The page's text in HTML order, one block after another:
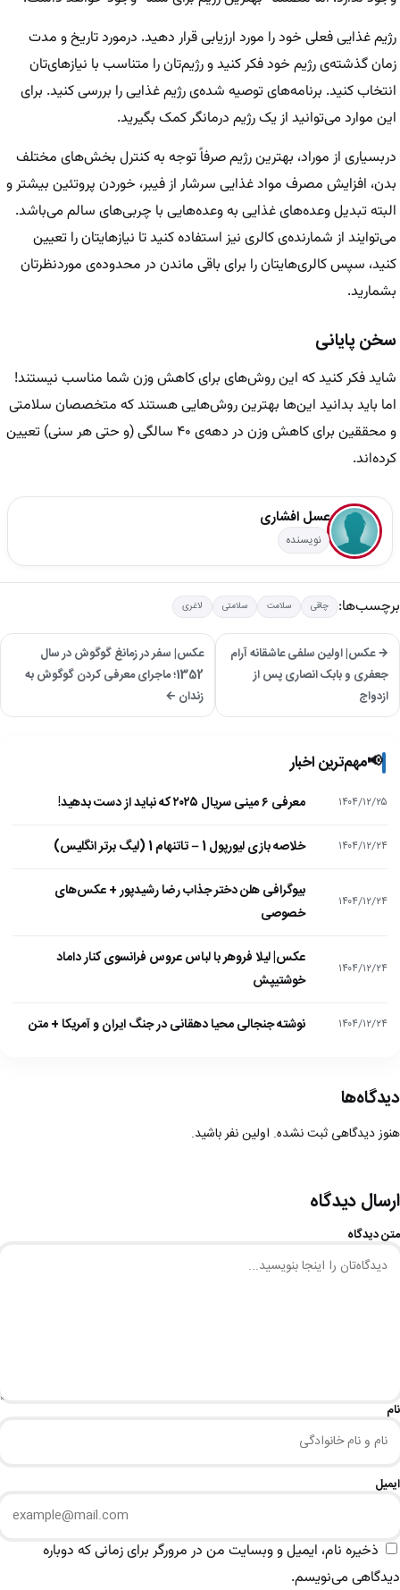
رژیم غذایی فعلی خود را مورد ارزیابی قرار دهید. درمورد تاریخ و مدت
زمان گذشته‌ی رژیم خود فکر کنید و رژیم‌تان را متناسب با نیازهای‌تان
انتخاب کنید. برنامه‌های توصیه شده‌ی رژیم غذایی را بررسی کنید. برای
این موارد می‌توانید از یک رژیم درمانگر کمک بگیرید.
دربسیاری از موراد، بهترین رژیم صرفاً توجه به کنترل بخش‌های مختلف
بدن، افزایش مصرف مواد غذایی سرشار از فیبر، خوردن پروتئین بیشتر و
البته تبدیل وعده‌های غذایی به وعده‌هایی با چربی‌های سالم می‌باشد.
می‌توایند از شمارنده‌ی کالری نیز استفاده کنید تا نیازهایتان را تعیین
کنید، سپس کالری‌هایتان را برای باقی ماندن در محدوده‌ی موردنظرتان
بشمارید.
سخن پایانی
شاید فکر کنید که این روش‌های برای کاهش وزن شما مناسب نیستند!
اما باید بدانید این‌ها بهترین روش‌هایی هستند که متخصصان سلامتی
و محققین برای کاهش وزن در دهه‌ی ۴۰ سالگی (و حتی هر سنی) تعیین
کرده‌اند.
عسل افشاری
نویسنده
برچسب‌ها: چاقی سلامت سلامتی لاغری
→ عکس| اولین سلفی عاشقانه آرام
جعفری و بابک انصاری پس از
ازدواج
عکس| سفر در زمانغ گوگوش در سال
1352؛ ماجرای معرفی کردن گوگوش به
زندان ←
📢مهم‌ترین اخبار
۱۴۰۴/۱۲/۲۵ معرفی ۶ مینی سریال ۲۰۲۵ که نباید از دست بدهید!
۱۴۰۴/۱۲/۲۴ خلاصه بازی لیورپول 1 – تاتنهام 1 (لیگ برتر انگلیس)
۱۴۰۴/۱۲/۲۴
بیوگرافی هلن دختر جذاب رضا رشیدپور + عکس‌های
خصوصی
۱۴۰۴/۱۲/۲۴
عکس| لیلا فروهر با لباس عروس فرانسوی کنار داماد
خوشتیپش
۱۴۰۴/۱۲/۲۴ نوشته جنجالی محیا دهقانی در جنگ ایران و آمریکا + متن
دیدگاه‌ها
هنوز دیدگاهی ثبت نشده. اولین نفر باشید.
ارسال دیدگاه
متن دیدگاه
نام
ایمیل
ذخیره نام، ایمیل و وبسایت من در مرورگر برای زمانی که دوباره
دیدگاهی می‌نویسم.